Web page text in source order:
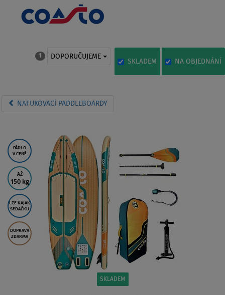
1 DOPORUČUJEME
SKLADEM NA OBJEDNÁNÍ
NAFUKOVACÍ PADDLEBOARDY
PÁDLO
V CENĚ
AŽ
150 kg
LZE KAJAK
SEDAČKU
DOPRAVA
ZDARMA
SKLADEM